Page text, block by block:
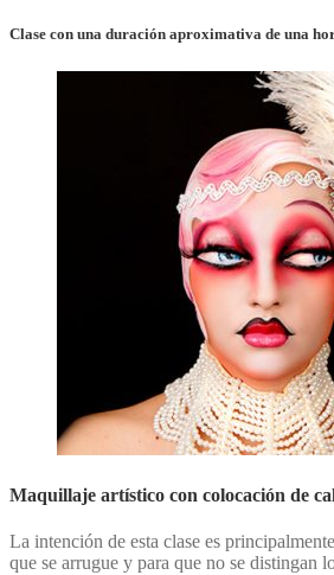
Clase con una duración aproximativa de una
Maquillaje artístico con colocación de
La intención de esta clase es
que se arrugue y para que no se distingan